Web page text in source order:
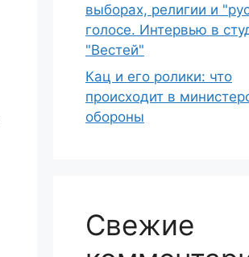
выборах, религии и
голосе. Интервью в
"Вестей"
Кац и его ролики: что
происходит в
обороны
Свежие